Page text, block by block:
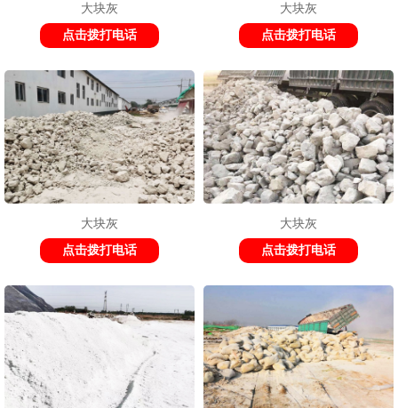
大块灰
点击拨打电话
大块灰
点击拨打电话
大块灰
点击拨打电话
大块灰
点击拨打电话